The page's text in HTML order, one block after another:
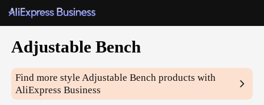
Adjustable Bench
Find more styleAdjustable Bench products with
AliExpress Business